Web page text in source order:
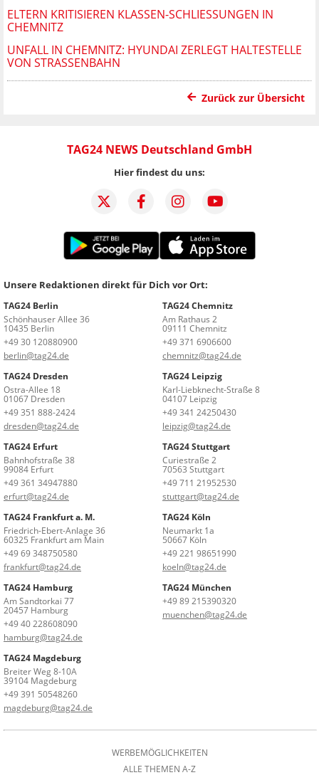
ELTERN KRITISIEREN KLASSEN-SCHLIESSUNGEN IN C
HEMNITZ
UNFALL IN CHEMNITZ: HYUNDAI ZERLEGT HALTESTELLE
VON STRASSENBAHN
Zurück zur Übersicht
TAG24 NEWS Deutschland GmbH
Hier findest du uns:
Unsere Redaktionen direkt für Dich vor Ort:
TAG24 Berlin
Schönhauser Allee 36
10435 Berlin
+49 30 120880900
berlin@tag24.de
TAG24 Chemnitz
Am Rathaus 2
09111 Chemnitz
+49 371 6906600
chemnitz@tag24.de
TAG24 Dresden
Ostra-Allee 18
01067 Dresden
+49 351 888-2424
dresden@tag24.de
TAG24 Leipzig
Karl-Liebknecht-Straße 8
04107 Leipzig
+49 341 24250430
leipzig@tag24.de
TAG24 Erfurt
Bahnhofstraße 38
99084 Erfurt
+49 361 34947880
erfurt@tag24.de
TAG24 Stuttgart
Curiestraße 2
70563 Stuttgart
+49 711 21952530
stuttgart@tag24.de
TAG24 Frankfurt a. M.
Friedrich-Ebert-Anlage 36
60325 Frankfurt am Main
+49 69 348750580
frankfurt@tag24.de
TAG24 Köln
Neumarkt 1a
50667 Köln
+49 221 98651990
koeln@tag24.de
TAG24 Hamburg
Am Sandtorkai 77
20457 Hamburg
+49 40 228608090
hamburg@tag24.de
TAG24 München
+49 89 215390320
muenchen@tag24.de
TAG24 Magdeburg
Breiter Weg 8-10A
39104 Magdeburg
+49 391 50548260
magdeburg@tag24.de
WERBEMÖGLICHKEITEN
ALLE THEMEN A-Z